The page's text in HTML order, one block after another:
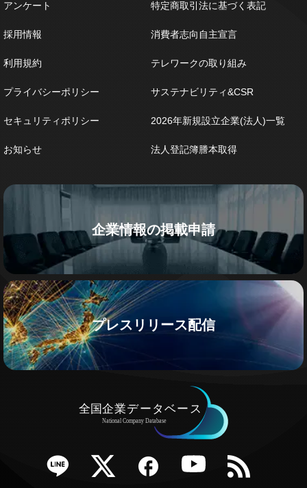
アンケート
採用情報
利用規約
プライバシーポリシー
セキュリティポリシー
お知らせ
特定商取引法に基づく表記
消費者志向自主宣言
テレワークの取り組み
サステナビリティ&CSR
2026年新規設立企業(法人)一覧
法人登記簿謄本取得
企業情報の掲載申請
プレスリリース配信
Twitter Facebook YouTube RSS